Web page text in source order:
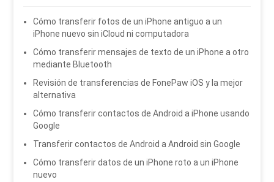
Cómo transferir fotos de un iPhone antiguo a un
iPhone nuevo sin iCloud ni computadora
Cómo transferir mensajes de texto de un iPhone a otro
mediante Bluetooth
Revisión de transferencias de FonePaw iOS y la mejor
alternativa
Cómo transferir contactos de Android a iPhone usando
Google
Transferir contactos de Android a Android sin Google
Cómo transferir datos de un iPhone roto a un iPhone
nuevo